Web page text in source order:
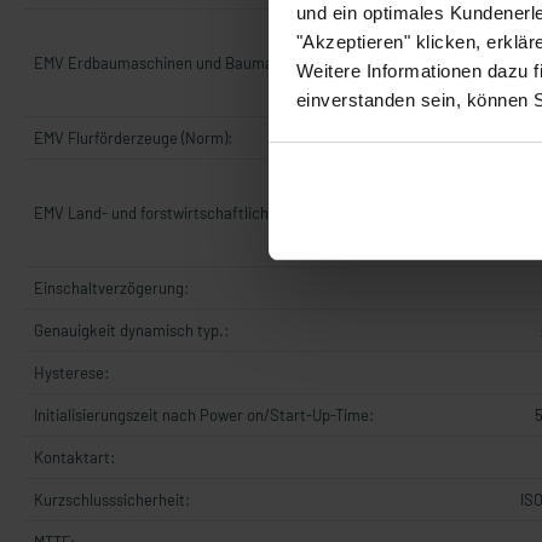
und ein optimales
"Akzeptieren" klicken,
Weitere Informationen dazu
einverstanden sein, können
EMV Erdbaumaschinen und Baumaschinen (Norm):
dump
Cranking
EMV Flurförderzeuge (Norm): DIN
EMV Land- und forstwirtschaftliche Maschinen (Norm):
Cranking
Einschaltverzögerung:
Genauigkeit dynamisch typ.:
Hysterese:
Initialisierungszeit nach Power on/Start-Up-Time:
Kontaktart:
Kurzschlusssicherheit: